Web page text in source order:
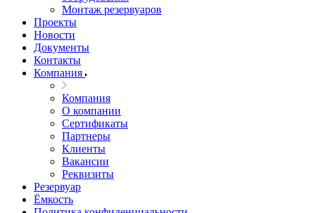
Монтаж резервуаров
Проекты
Новости
Документы
Контакты
Компания
Компания
О компании
Сертификаты
Партнеры
Клиенты
Вакансии
Реквизиты
Резервуар
Ёмкость